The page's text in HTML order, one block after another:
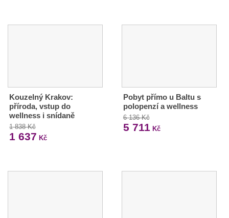
Kouzelný Krakov:
příroda, vstup do
wellness i snídaně
1 838 Kč
1 637 Kč
Pobyt přímo u Baltu s
polopenzí a wellness
6 136 Kč
5 711 Kč